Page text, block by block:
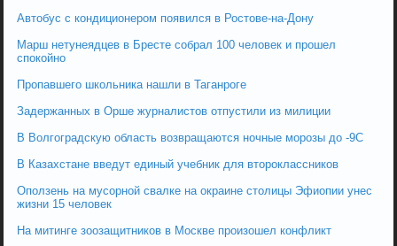
Автобус с кондиционером появился в Ростове-на-Дону
Марш нетунеядцев в Бресте собрал 100 человек и прошел
спокойно
Пропавшего школьника нашли в Таганроге
Задержанных в Орше журналистов отпустили из милиции
В Волгоградскую область возвращаются ночные морозы до -9С
В Казахстане введут единый учебник для второклассников
Оползень на мусорной свалке на окраине столицы Эфиопии унес
жизни 15 человек
На митинге зоозащитников в Москве произошел конфликт